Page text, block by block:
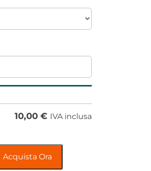
10,00 € IVA inclusa
Acquista Ora